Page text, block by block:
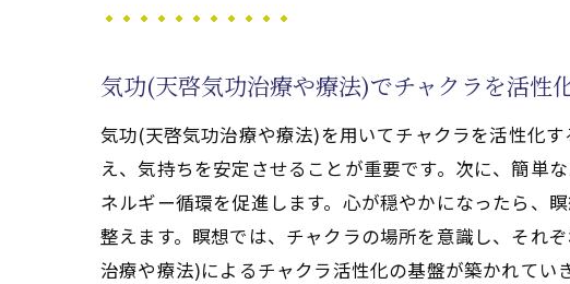
安全にクンダリニーを高める
クンダリニーの上昇をサポー
気功(天啓気功治療や療法)を利
クンダリニーエネルギーの流
内なるエネルギーを気功(天啓気功
気功(天啓気功治療や療法)でチャクラを活性
気功(天啓気功治療や療法)を用いてチャクラを活性化
え、気持ちを安定させることが重要です。次に、簡単
ネルギー循環を促進します。心が穏やかになったら、
整えます。瞑想では、チャクラの場所を意識し、それ
治療や療法)によるチャクラ活性化の基盤が築かれていき